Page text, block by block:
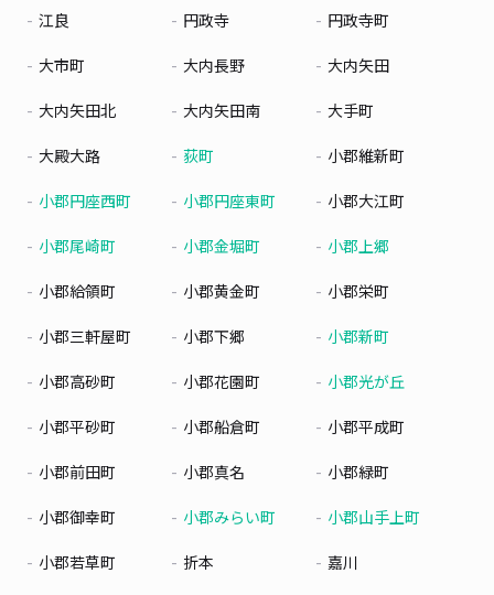
江良 円政寺 円政寺町
大市町 大内長野 大内矢田
大内矢田北 大内矢田南 大手町
大殿大路 荻町 小郡維新町
小郡円座西町 小郡円座東町 小郡大江町
小郡尾崎町 小郡金堀町 小郡上郷
小郡給領町 小郡黄金町 小郡栄町
小郡三軒屋町 小郡下郷 小郡新町
小郡高砂町 小郡花園町 小郡光が丘
小郡平砂町 小郡船倉町 小郡平成町
小郡前田町 小郡真名 小郡緑町
小郡御幸町 小郡みらい町 小郡山手上町
小郡若草町 折本 嘉川